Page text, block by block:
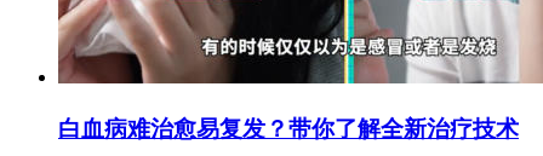
白血病难治愈易复发？带你了解全新治疗技术